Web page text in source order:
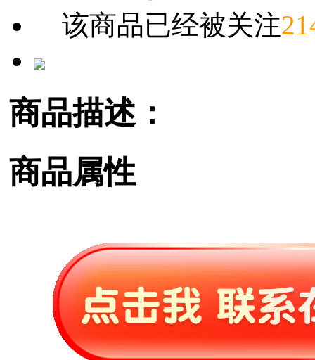
该商品已经被关注
商品描述：
商品属性